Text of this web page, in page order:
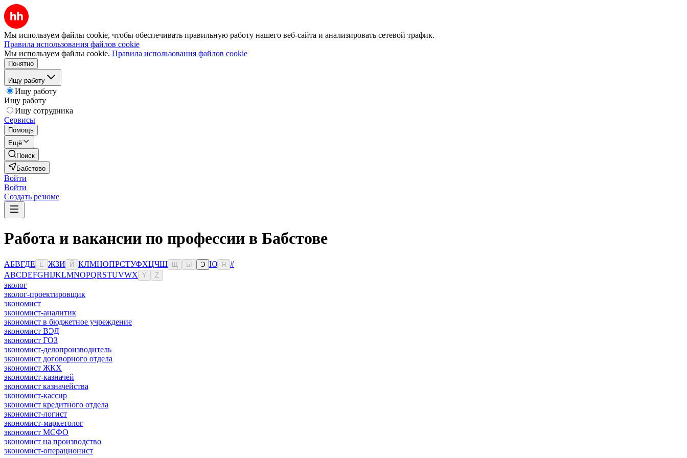
Мы используем файлы cookie, чтобы обеспечивать правильную работу нашего веб-сайта и анализировать сетевой трафик.
Правила использования файлов cookie
Мы используем файлы cookie. Правила использования файлов cookie
Понятно
Ищу работу
Ищу работу
Ищу работу
Ищу сотрудника
Сервисы
Помощь
Ещё
Поиск
Бабстово
Войти
Войти
Создать резюме
Работа и вакансии по профессии в Бабстове
АБВГДЕ Ё ЖЗИ Й КЛМНОПРСТУФХЦЧШ Ы Э Ю Я
#
ABCDEFGHIJKLMNOPQRSTUVWX Y Z
эколог
эколог-проектировщик
экономист
экономист-аналитик
экономист в бюджетное учреждение
экономист ВЭД
экономист ГОЗ
экономист-делопроизводитель
экономист договорного отдела
экономист ЖКХ
экономист-казначей
экономист казначейства
экономист-кассир
экономист кредитного отдела
экономист-логист
экономист-маркетолог
экономист МСФО
экономист на производство
экономист-операционист